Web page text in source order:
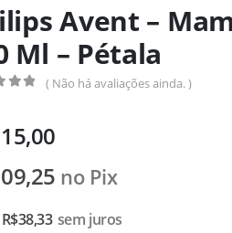
Avent –
Ml – Pétala
( Não há avaliações ainda. )
no Pix
R$38,33 sem juros